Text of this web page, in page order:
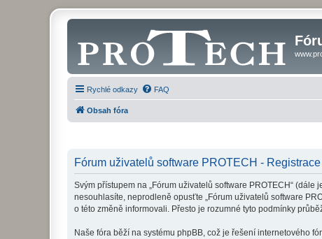
Rychlé odkazy FAQ
Obsah fóra
Fórum uživatelů software PROTECH - Registrace
Svým přístupem na „Fórum uživatelů software PROTECH“ (dále
nesouhlasíte, neprodleně opusťte „Fórum uživatelů software
o této změně informovali. Přesto je rozumné tyto podmínky
Naše fóra běží na systému phpBB, což je řešení internetového